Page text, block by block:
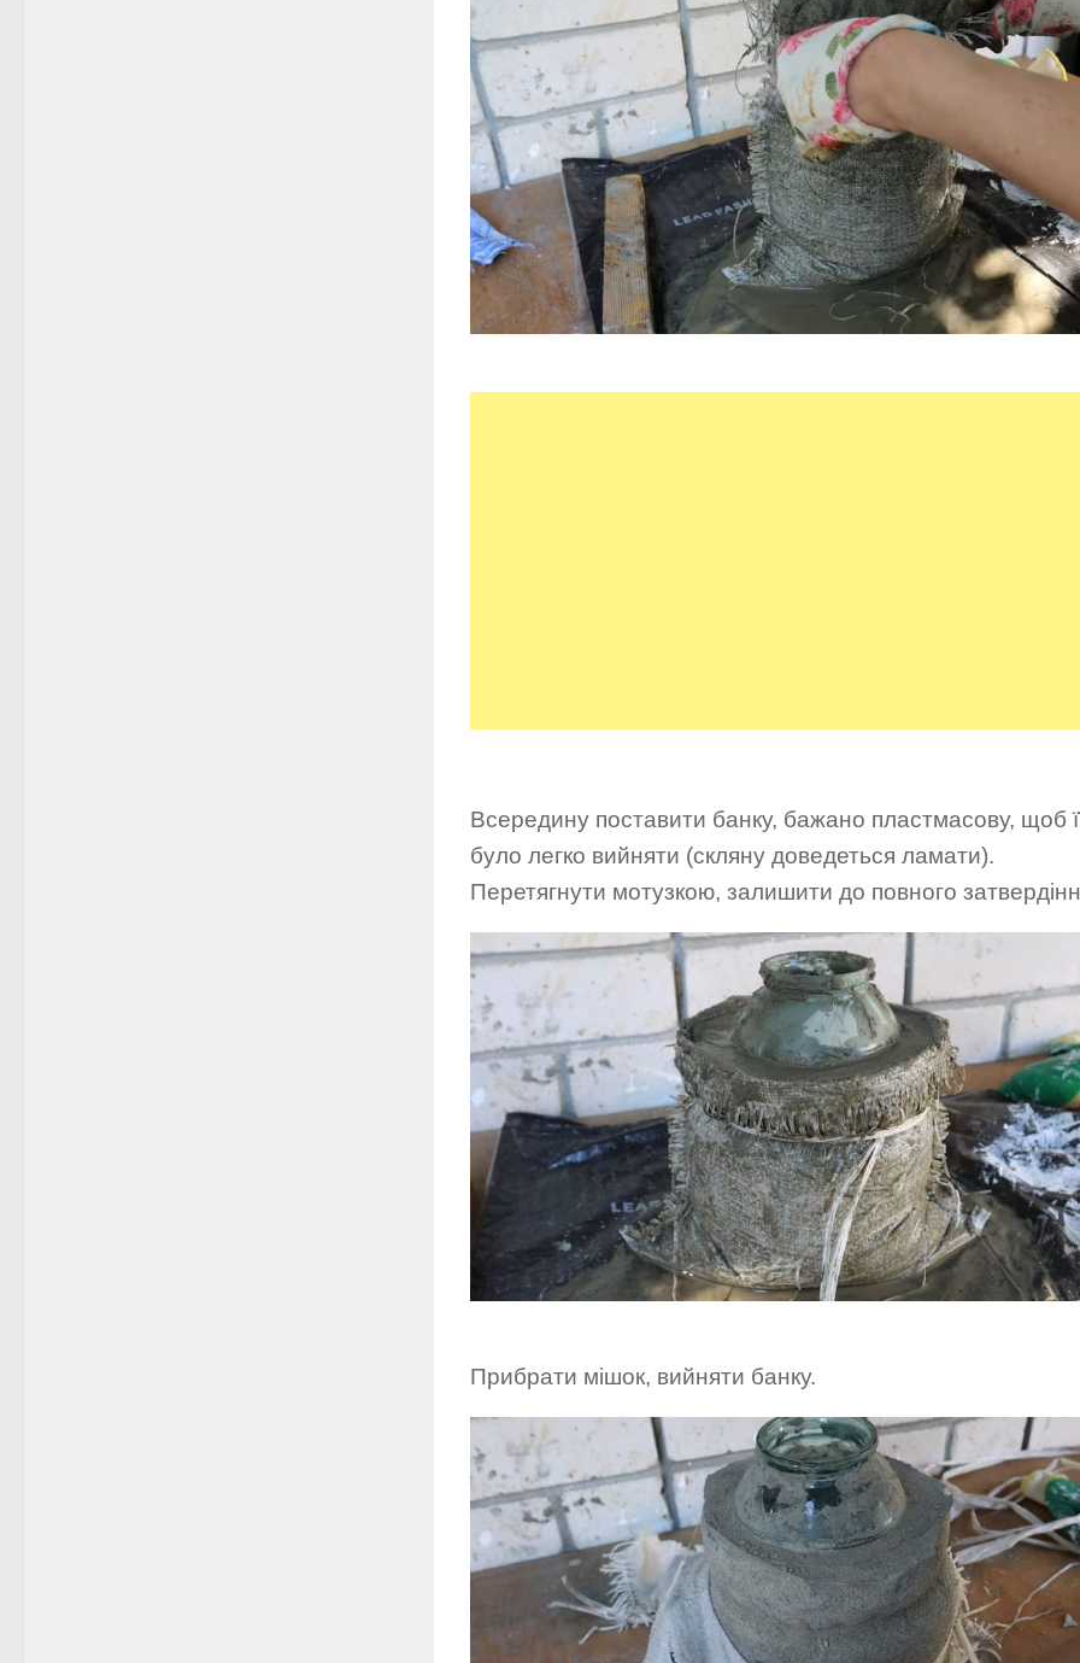
Всередину поставити банку, бажано пластмасову, щоб
було легко вийняти (скляну доведеться ламати).
Перетягнути мотузкою, залишити до повного
Прибрати мішок, вийняти банку.